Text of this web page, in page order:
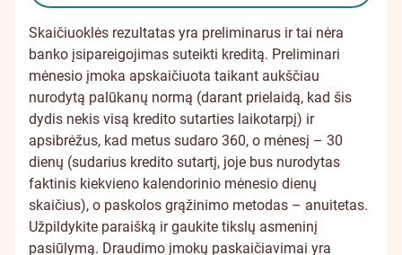
Skaičiuoklės rezultatas yra preliminarus ir tai nėra
banko įsipareigojimas suteikti kreditą. Preliminari
mėnesio įmoka apskaičiuota taikant aukščiau
nurodytą palūkanų normą (darant prielaidą, kad šis
dydis nekis visą kredito sutarties laikotarpį) ir
apsibrėžus, kad metus sudaro 360, o mėnesį – 30
dienų (sudarius kredito sutartį, joje bus nurodytas
faktinis kiekvieno kalendorinio mėnesio dienų
skaičius), o paskolos grąžinimo metodas – anuitetas.
Užpildykite paraišką ir gaukite tikslų asmeninį
pasiūlymą. Draudimo įmokų paskaičiavimai yra